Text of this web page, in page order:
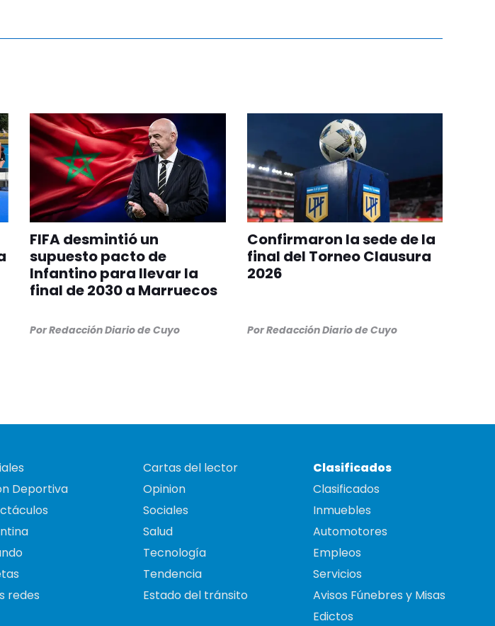
FIFA desmintió un
supuesto pacto de
Infantino para llevar la
final de 2030 a Marruecos
PorRedacción Diario de Cuyo
Confirmaron la sede de la
final del Torneo Clausura
2026
PorRedacción Diario de Cuyo
Deportiva
redes
Cartas del lector
Opinion
Sociales
Salud
Tecnología
Tendencia
Estado del tránsito
Clasificados
Clasificados
Inmuebles
Automotores
Empleos
Servicios
Avisos Fúnebres y Misas
Edictos